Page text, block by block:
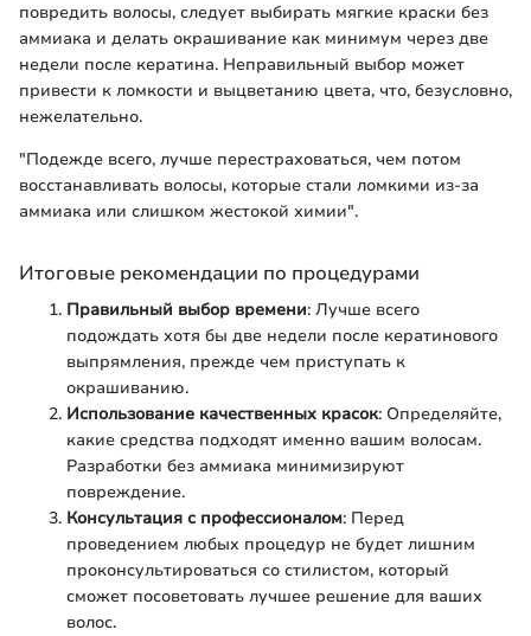
повредить волосы, следует выбирать мягкие краски без
аммиака и делать окрашивание как минимум через две
недели после кератина. Неправильный выбор может
привести к ломкости и выцветанию цвета, что, безусловно,
нежелательно.
"Подежде всего, лучше перестраховаться, чем потом
восстанавливать волосы, которые стали ломкими из-за
аммиака или слишком жестокой химии".
Итоговые рекомендации по процедурами
Правильный выбор времени: Лучше всего
подождать хотя бы две недели после кератинового
выпрямления, прежде чем приступать к
окрашиванию.
Использование качественных красок: Определяйте,
какие средства подходят именно вашим волосам.
Разработки без аммиака минимизируют
повреждение.
Консультация с профессионалом: Перед
проведением любых процедур не будет лишним
проконсультироваться со стилистом, который
сможет посоветовать лучшее решение для ваших
волос.